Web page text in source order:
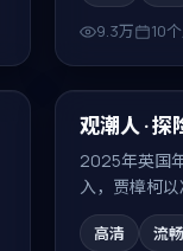
9.3万
10
最新
观潮人 · 探
2025年英国
入，贾樟柯
味无穷。
高清
流畅